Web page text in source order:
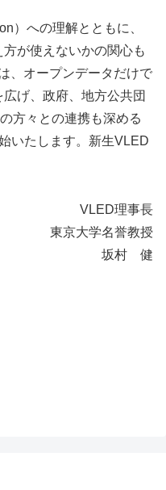
）への理解とともに、
が使えないかの関心も
、オープンデータだけで
げ、政府、地方公共団
方々との連携も深める
いたします。新生VLED
VLED理事長
東京大学名誉教授
坂村 健